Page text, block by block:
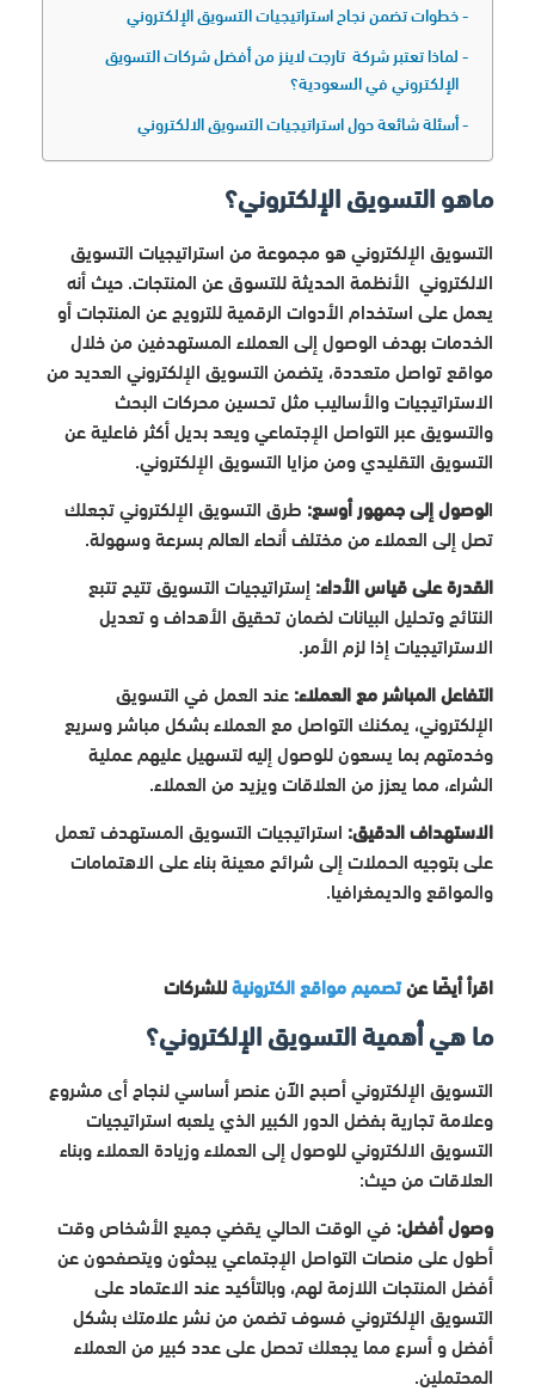
خطوات تضمن نجاح استراتيجيات التسويق الإلكتروني
لماذا تعتبر شركة تارجت لاينز من أفضل شركات التسويق
الإلكتروني في السعودية؟
أسئلة شائعة حول استراتيجيات التسويق الالكتروني
ماهو التسويق الإلكتروني؟
التسويق الإلكتروني هو مجموعة من استراتيجيات التسويق
الالكتروني الأنظمة الحديثة للتسوق عن المنتجات. حيث أنه
يعمل على استخدام الأدوات الرقمية للترويج عن المنتجات أو
الخدمات بهدف الوصول إلى العملاء المستهدفين من خلال
مواقع تواصل متعددة، يتضمن التسويق الإلكتروني العديد من
الاستراتيجيات والأساليب مثل تحسين محركات البحث
والتسويق عبر التواصل الإجتماعي ويعد بديل أكثر فاعلية عن
التسويق التقليدي ومن مزايا التسويق الإلكتروني.
الوصول إلى جمهور أوسع: طرق التسويق الإلكتروني تجعلك
تصل إلى العملاء من مختلف أنحاء العالم بسرعة وسهولة.
القدرة على قياس الأداء: إستراتيجيات التسويق تتيح تتبع
النتائج وتحليل البيانات لضمان تحقيق الأهداف و تعديل
الاستراتيجيات إذا لزم الأمر.
التفاعل المباشر مع العملاء: عند العمل في التسويق
الإلكتروني، يمكنك التواصل مع العملاء بشكل مباشر وسريع
وخدمتهم بما يسعون للوصول إليه لتسهيل عليهم عملية
الشراء، مما يعزز من العلاقات ويزيد من العملاء.
الاستهداف الدقيق: استراتيجيات التسويق المستهدف تعمل
على بتوجيه الحملات إلى شرائح معينة بناء على الاهتمامات
والمواقع والديمغرافيا.
اقرأ أيضًا عنتصميم مواقع الكترونيةللشركات
ما هي أهمية التسويق الإلكتروني؟
التسويق الإلكتروني أصبح الآن عنصر أساسي لنجاح أى مشروع
وعلامة تجارية بفضل الدور الكبير الذي يلعبه استراتيجيات
التسويق الالكتروني للوصول إلى العملاء وزيادة العملاء وبناء
العلاقات من حيث:
وصول أفضل: في الوقت الحالي يقضي جميع الأشخاص وقت
أطول على منصات التواصل الإجتماعي يبحثون ويتصفحون عن
أفضل المنتجات اللازمة لهم، وبالتأكيد عند الاعتماد على
التسويق الإلكتروني فسوف تضمن من نشر علامتك بشكل
أفضل و أسرع مما يجعلك تحصل على عدد كبير من العملاء
المحتملين.